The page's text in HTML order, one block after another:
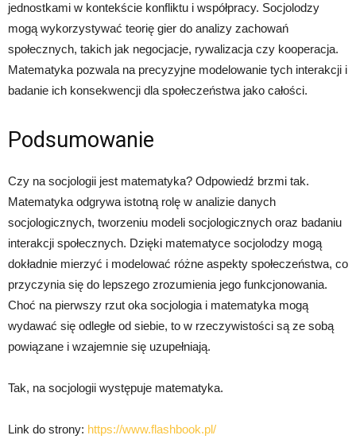
jednostkami w kontekście konfliktu i współpracy. Socjolodzy
mogą wykorzystywać teorię gier do analizy zachowań
społecznych, takich jak negocjacje, rywalizacja czy kooperacja.
Matematyka pozwala na precyzyjne modelowanie tych interakcji i
badanie ich konsekwencji dla społeczeństwa jako całości.
Podsumowanie
Czy na socjologii jest matematyka? Odpowiedź brzmi tak.
Matematyka odgrywa istotną rolę w analizie danych
socjologicznych, tworzeniu modeli socjologicznych oraz badaniu
interakcji społecznych. Dzięki matematyce socjolodzy mogą
dokładnie mierzyć i modelować różne aspekty społeczeństwa, co
przyczynia się do lepszego zrozumienia jego funkcjonowania.
Choć na pierwszy rzut oka socjologia i matematyka mogą
wydawać się odległe od siebie, to w rzeczywistości są ze sobą
powiązane i wzajemnie się uzupełniają.
Tak, na socjologii występuje matematyka.
Link do strony: https://www.flashbook.pl/